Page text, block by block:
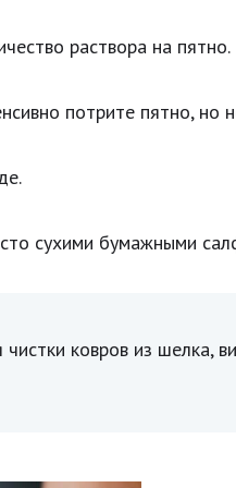
раствора на
потрите пятно, но
сухими бумажными
ковров из шелка,